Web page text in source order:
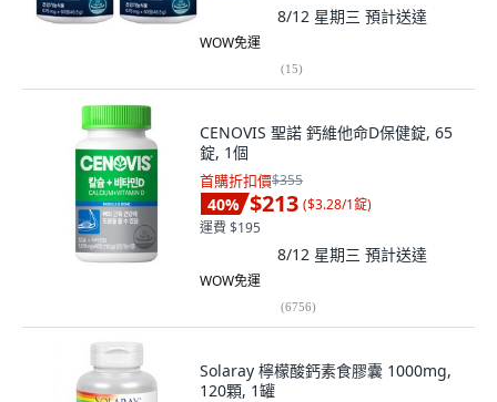
8/12 星期三 預計送達
WOW免運
(15)
CENOVIS 聖諾 鈣維他命D保健錠, 65
錠, 1個
首購折扣價$355
40% $213 ($3.28/1錠)
運費 $195
8/12 星期三 預計送達
WOW免運
(6756)
Solaray 檸檬酸鈣素食膠囊 1000mg,
120顆, 1罐